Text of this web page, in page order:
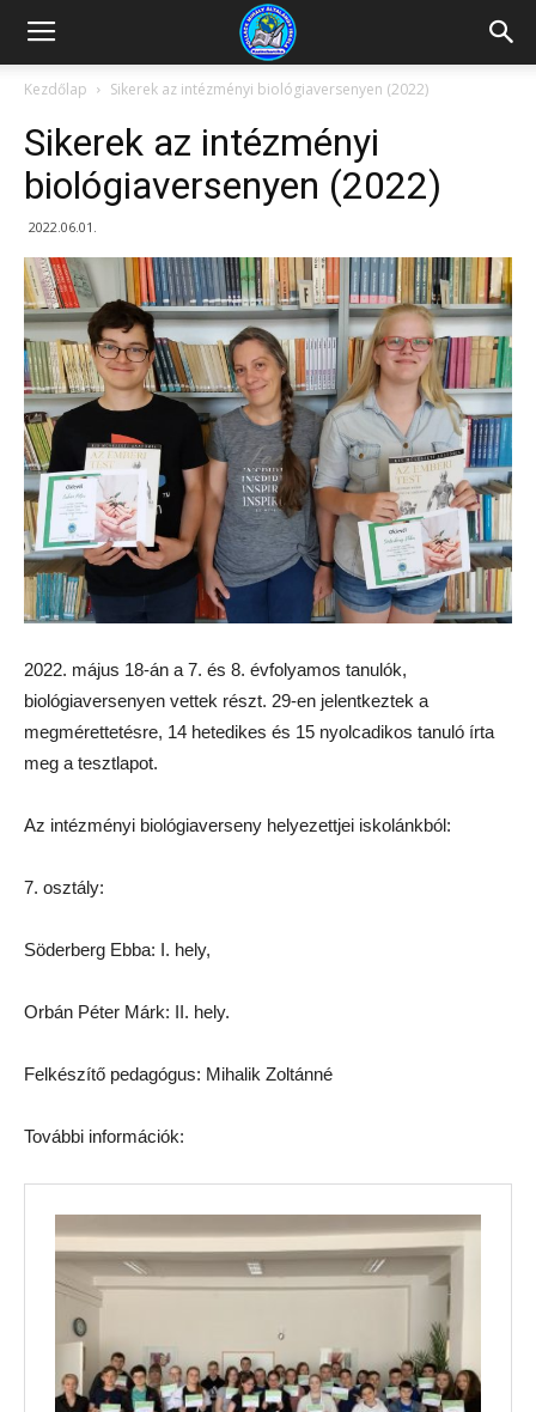
Kazincbarcikai
Pollack
Mihály
Általános
Iskola
Kezdőlap Sikerek az intézményi biológiaversenyen (2022)
Sikerek az intézményi
biológiaversenyen (2022)
2022.06.01.
2022. május 18-án a 7. és 8. évfolyamos tanulók,
biológiaversenyen vettek részt. 29-en jelentkeztek a
megmérettetésre, 14 hetedikes és 15 nyolcadikos tanuló írta
meg a tesztlapot.
Az intézményi biológiaverseny helyezettjei iskolánkból:
7. osztály:
Söderberg Ebba: I. hely,
Orbán Péter Márk: II. hely.
Felkészítő pedagógus: Mihalik Zoltánné
További információk: